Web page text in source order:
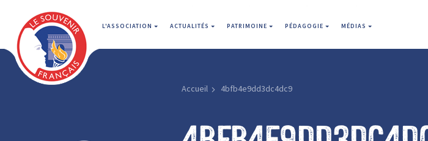
L'ASSOCIATION ACTUALITÉS PATRIMOINE PÉDAGOGIE MÉDIAS
Accueil 4bfb4e9dd3dc4dc9